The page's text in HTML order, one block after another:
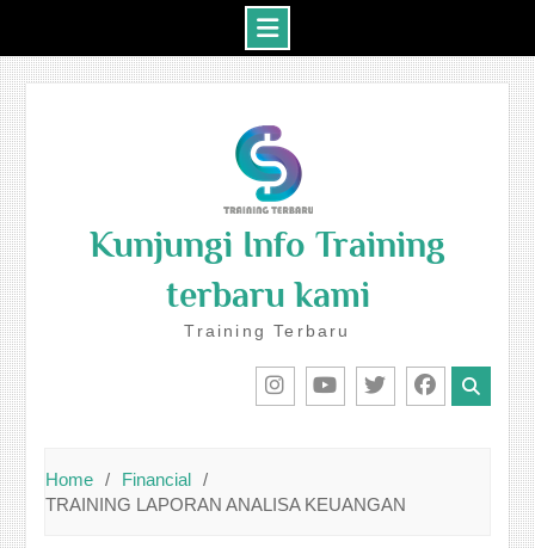
Kunjungi Info Training
terbaru kami
Training Terbaru
Home
Financial
TRAINING LAPORAN ANALISA KEUANGAN